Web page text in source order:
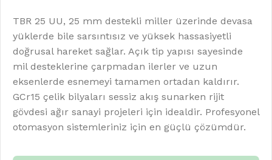
TBR 25 UU, 25 mm destekli miller üzerinde devasa
yüklerde bile sarsıntısız ve yüksek hassasiyetli
doğrusal hareket sağlar. Açık tip yapısı sayesinde
mil desteklerine çarpmadan ilerler ve uzun
eksenlerde esnemeyi tamamen ortadan kaldırır.
GCr15 çelik bilyaları sessiz akış sunarken rijit
gövdesi ağır sanayi projeleri için idealdir. Profesyonel
otomasyon sistemleriniz için en güçlü çözümdür.